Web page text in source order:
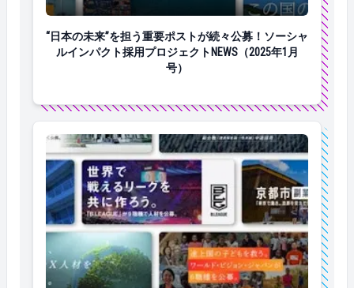
“日本の未来”を担う重要ポストが続々公募！ソーシ
“日本の未来”を担う重要ポストが続々公募！ソーシャ
ルインパクト採用プロジェクトNEWS（2025年1月
号）